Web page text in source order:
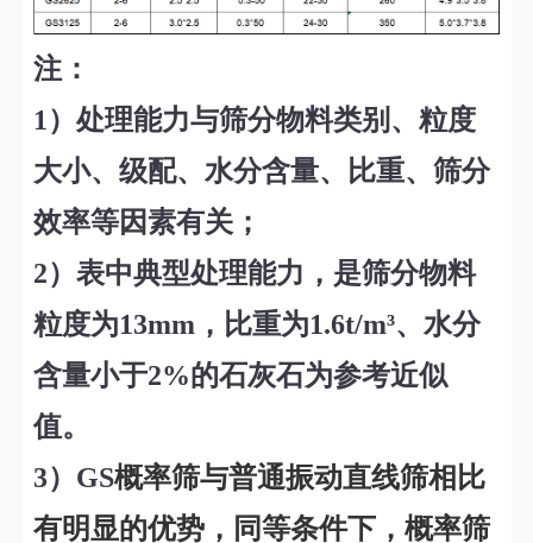
注：
1）处理能力与筛分物料类别、粒度
大小、级配、水分含量、比重、筛分
效率等因素有关；
2） 表中典型处理能力，是筛分物料
粒度为13mm，比重为1.6t/m³、水分
含量小于2%的石灰石为参考近似
值。
3）GS概率筛与普通振动直线筛相比
有明显的优势， 同等条件下， 概率筛